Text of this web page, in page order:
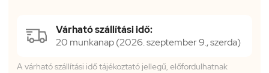
Várható szállítási idő:
20 munkanap (2026. szeptember 9., szerda)
A várható szállítási idő tájékoztató jellegű, előfordulhatnak